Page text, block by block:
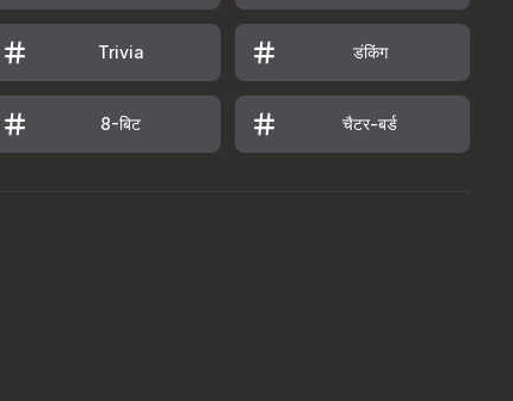
Trivia डंकिंग
8-बिट चैटर-बर्ड